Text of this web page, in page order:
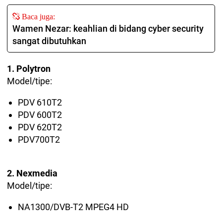
Baca juga:
Wamen Nezar: keahlian di bidang cyber security
sangat dibutuhkan
1. Polytron
Model/tipe:
PDV 610T2
PDV 600T2
PDV 620T2
PDV700T2
2. Nexmedia
Model/tipe:
NA1300/DVB-T2 MPEG4 HD